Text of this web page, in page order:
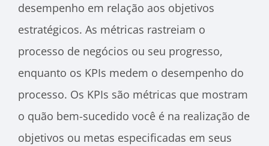
desempenho em relação aos objetivos
estratégicos. As métricas rastreiam o
processo de negócios ou seu progresso,
enquanto os KPIs medem o desempenho do
processo. Os KPIs são métricas que mostram
o quão bem-sucedido você é na realização de
objetivos ou metas especificadas em seus